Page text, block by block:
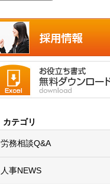
カテゴリ
労務相談Q&A
人事NEWS